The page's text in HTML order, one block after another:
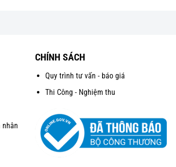
nhân
CHÍNH SÁCH
Quy trình tư vấn - báo giá
Thi Công - Nghiệm thu